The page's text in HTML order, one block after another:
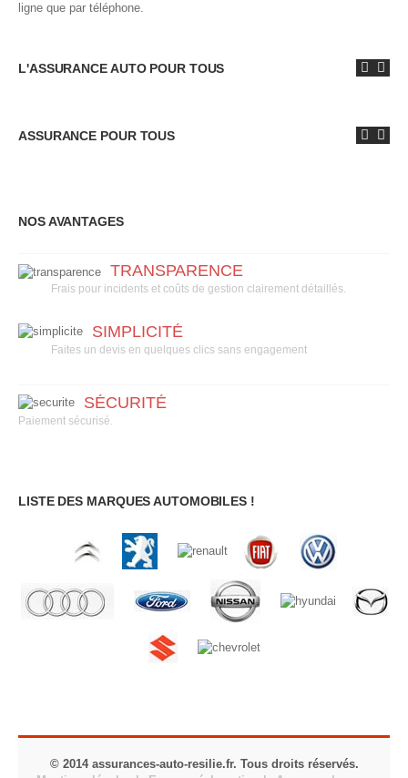
ligne que par téléphone.
L'ASSURANCE AUTO POUR TOUS
ASSURANCE POUR TOUS
NOS AVANTAGES
TRANSPARENCE
Frais pour incidents et coûts de gestion clairement détaillés.
SIMPLICITÉ
Faites un devis en quelques clics sans engagement
SÉCURITÉ
Paiement sécurisé.
LISTE DES MARQUES AUTOMOBILES !
© 2014 assurances-auto-resilie.fr. Tous droits réservés.